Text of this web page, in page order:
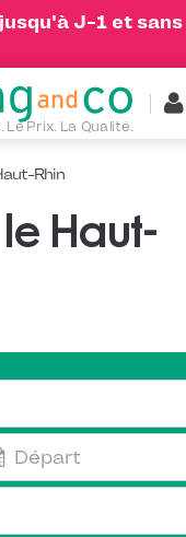
J-1 et sans
Le Prix. La Qualité.
Rhin
Haut-